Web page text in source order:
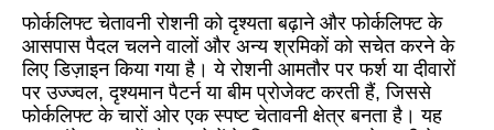
फोर्कलिफ्ट चेतावनी रोशनी को दृश्यता बढ़ाने और फोर्कलिफ्ट के
आसपास पैदल चलने वालों और अन्य श्रमिकों को सचेत करने के
लिए डिज़ाइन किया गया है। ये रोशनी आमतौर पर फर्श या दीवारों
पर उज्ज्वल, दृश्यमान पैटर्न या बीम प्रोजेक्ट करती हैं, जिससे
फोर्कलिफ्ट के चारों ओर एक स्पष्ट चेतावनी क्षेत्र बनता है। यह